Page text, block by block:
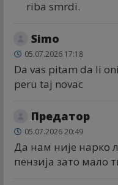
riba smrdi.
Simo
05.07.2026 17:18
Da vas pitam da li
peru taj novac
Предатор
05.07.2026 20:49
Да нам није нарко
пензија зато мало